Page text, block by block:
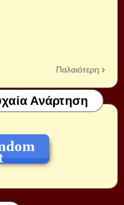
Παλαιότερη
Ανάρτηση